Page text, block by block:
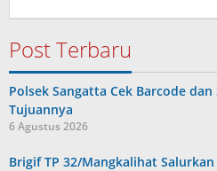
Post Terbaru
Polsek Sangatta Cek Barcode dan
Tujuannya
6 Agustus 2026
Brigif TP 32/Mangkalihat